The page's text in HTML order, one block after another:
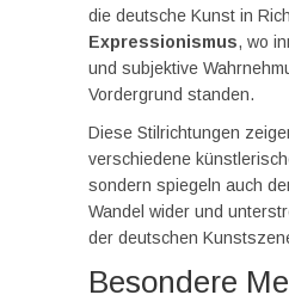
die deutsche Kunst in
Expressionismus, wo
und subjektive
Vordergrund standen.
Diese Stilrichtungen
verschiedene
sondern spiegeln auch
Wandel wider und
der deutschen
Besondere